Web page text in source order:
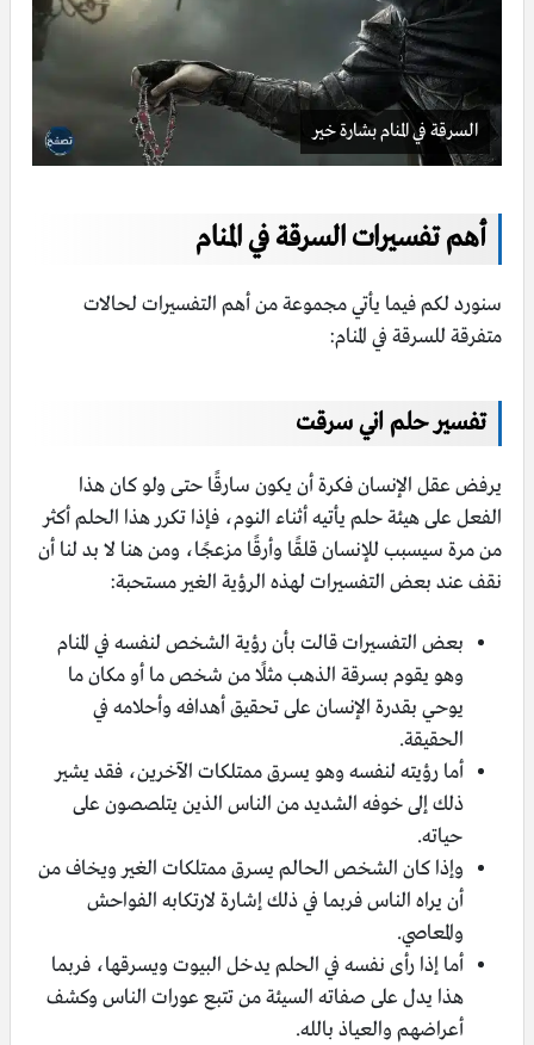
السرقة في المنام بشارة خير
أهم تفسيرات السرقة في المنام
سنورد لكم فيما يأتي مجموعة من أهم التفسيرات لحالات
متفرقة للسرقة في المنام:
تفسير حلم اني سرقت
يرفض عقل الإنسان فكرة أن يكون سارقًا حتى ولو كان هذا
الفعل على هيئة حلم يأتيه أثناء النوم، فإذا تكرر هذا الحلم أكثر
من مرة سيسبب للإنسان قلقًا وأرقًا مزعجًا، ومن هنا لا بد لنا أن
نقف عند بعض التفسيرات لهذه الرؤية الغير مستحبة:
بعض التفسيرات قالت بأن رؤية الشخص لنفسه في المنام
وهو يقوم بسرقة الذهب مثلًا من شخص ما أو مكان ما
يوحي بقدرة الإنسان على تحقيق أهدافه وأحلامه في
الحقيقة.
أما رؤيته لنفسه وهو يسرق ممتلكات الآخرين، فقد يشير
ذلك إلى خوفه الشديد من الناس الذين يتلصصون على
حياته.
وإذا كان الشخص الحالم يسرق ممتلكات الغير ويخاف من
أن يراه الناس فربما في ذلك إشارة لارتكابه الفواحش
والمعاصي.
أما إذا رأى نفسه في الحلم يدخل البيوت ويسرقها، فربما
هذا يدل على صفاته السيئة من تتبع عورات الناس وكشف
أعراضهم والعياذ بالله.